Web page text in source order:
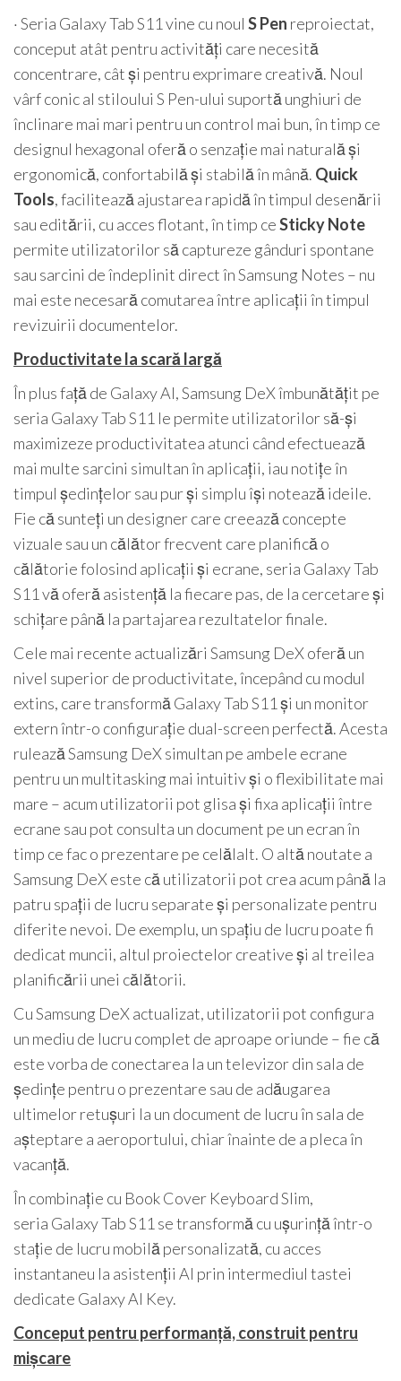
· Seria Galaxy Tab S11 vine cu noul S Pen reproiectat,
conceput atât pentru activități care necesită
concentrare, cât și pentru exprimare creativă. Noul
vârf conic al stiloului S Pen-ului suportă unghiuri de
înclinare mai mari pentru un control mai bun, în timp ce
designul hexagonal oferă o senzație mai naturală și
ergonomică, confortabilă și stabilă în mână. Quick
Tools, facilitează ajustarea rapidă în timpul desenării
sau editării, cu acces flotant, în timp ceSticky Note
permite utilizatorilor să captureze gânduri spontane
sau sarcini de îndeplinit direct în Samsung Notes – nu
mai este necesară comutarea între aplicații în timpul
revizuirii documentelor.
Productivitate la scară largă
În plus față de Galaxy AI, Samsung DeX îmbunătățit pe
seria Galaxy Tab S11 le permite utilizatorilor să-și
maximizeze productivitatea atunci când efectuează
mai multe sarcini simultan în aplicații, iau notițe în
timpul ședințelor sau pur și simplu își notează ideile.
Fie că sunteți un designer care creează concepte
vizuale sau un călător frecvent care planifică o
călătorie folosind aplicații și ecrane, seria Galaxy Tab
S11 vă oferă asistență la fiecare pas, de la cercetare și
schițare până la partajarea rezultatelor finale.
Cele mai recente actualizări Samsung DeX oferă un
nivel superior de productivitate, începând cu modul
extins, care transformă Galaxy Tab S11 și un monitor
extern într-o configurație dual-screen perfectă. Acesta
rulează Samsung DeX simultan pe ambele ecrane
pentru un multitasking mai intuitiv și o flexibilitate mai
mare – acum utilizatorii pot glisa și fixa aplicații între
ecrane sau pot consulta un document pe un ecran în
timp ce fac o prezentare pe celălalt. O altă noutate a
Samsung DeX este că utilizatorii pot crea acum până la
patru spații de lucru separate și personalizate pentru
diferite nevoi. De exemplu, un spațiu de lucru poate fi
dedicat muncii, altul proiectelor creative și al treilea
planificării unei călătorii.
Cu Samsung DeX actualizat, utilizatorii pot configura
un mediu de lucru complet de aproape oriunde – fie că
este vorba de conectarea la un televizor din sala de
ședințe pentru o prezentare sau de adăugarea
ultimelor retușuri la un document de lucru în sala de
așteptare a aeroportului, chiar înainte de a pleca în
vacanță.
În combinație cu Book Cover Keyboard Slim,
seria Galaxy Tab S11 se transformă cu ușurință într-o
stație de lucru mobilă personalizată, cu acces
instantaneu la asistenții AI prin intermediul tastei
dedicate Galaxy AI Key.
Conceput pentru performanță, construit pentru
mișcare